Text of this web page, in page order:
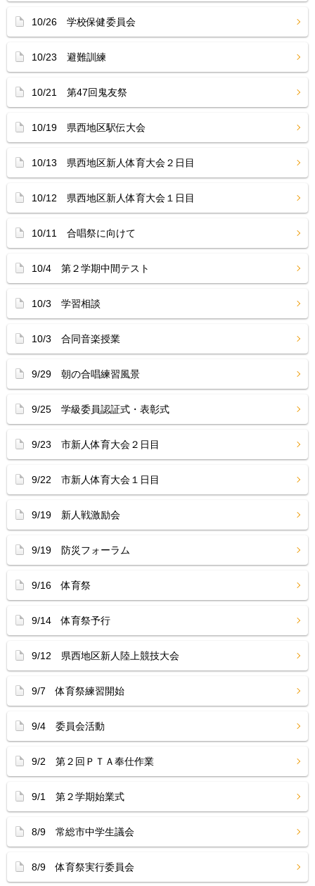
10/26 学校保健委員会
10/23 避難訓練
10/21 第47回鬼友祭
10/19 県西地区駅伝大会
10/13 県西地区新人体育大会２日目
10/12 県西地区新人体育大会１日目
10/11 合唱祭に向けて
10/4 第２学期中間テスト
10/3 学習相談
10/3 合同音楽授業
9/29 朝の合唱練習風景
9/25 学級委員認証式・表彰式
9/23 市新人体育大会２日目
9/22 市新人体育大会１日目
9/19 新人戦激励会
9/19 防災フォーラム
9/16 体育祭
9/14 体育祭予行
9/12 県西地区新人陸上競技大会
9/7 体育祭練習開始
9/4 委員会活動
9/2 第２回ＰＴＡ奉仕作業
9/1 第２学期始業式
8/9 常総市中学生議会
8/9 体育祭実行委員会